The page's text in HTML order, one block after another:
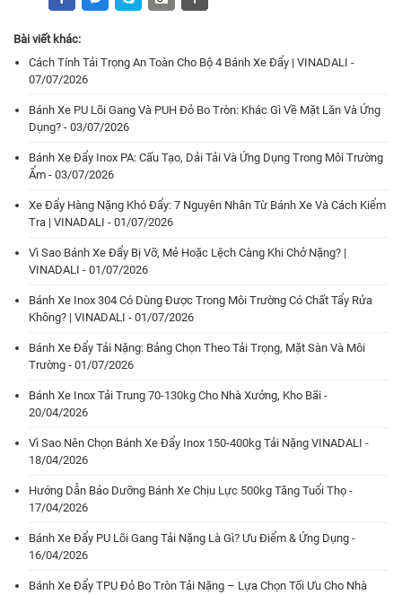
Bài viết khác:
Cách Tính Tải Trọng An Toàn Cho Bộ 4 Bánh Xe Đẩy | VINADALI -
07/07/2026
Bánh Xe PU Lõi Gang Và PUH Đỏ Bo Tròn: Khác Gì Về Mặt Lăn Và Ứng
Dụng? - 03/07/2026
Bánh Xe Đẩy Inox PA: Cấu Tạo, Dải Tải Và Ứng Dụng Trong Môi Trường
Ẩm - 03/07/2026
Xe Đẩy Hàng Nặng Khó Đẩy: 7 Nguyên Nhân Từ Bánh Xe Và Cách Kiểm
Tra | VINADALI - 01/07/2026
Vì Sao Bánh Xe Đẩy Bị Vỡ, Mẻ Hoặc Lệch Càng Khi Chở Nặng? |
VINADALI - 01/07/2026
Bánh Xe Inox 304 Có Dùng Được Trong Môi Trường Có Chất Tẩy Rửa
Không? | VINADALI - 01/07/2026
Bánh Xe Đẩy Tải Nặng: Bảng Chọn Theo Tải Trọng, Mặt Sàn Và Môi
Trường - 01/07/2026
Bánh Xe Inox Tải Trung 70-130kg Cho Nhà Xưởng, Kho Bãi -
20/04/2026
Vì Sao Nên Chọn Bánh Xe Đẩy Inox 150-400kg Tải Nặng VINADALI -
18/04/2026
Hướng Dẫn Bảo Dưỡng Bánh Xe Chịu Lực 500kg Tăng Tuổi Thọ -
17/04/2026
Bánh Xe Đẩy PU Lõi Gang Tải Nặng Là Gì? Ưu Điểm & Ứng Dụng -
16/04/2026
Bánh Xe Đẩy TPU Đỏ Bo Tròn Tải Nặng – Lựa Chọn Tối Ưu Cho Nhà